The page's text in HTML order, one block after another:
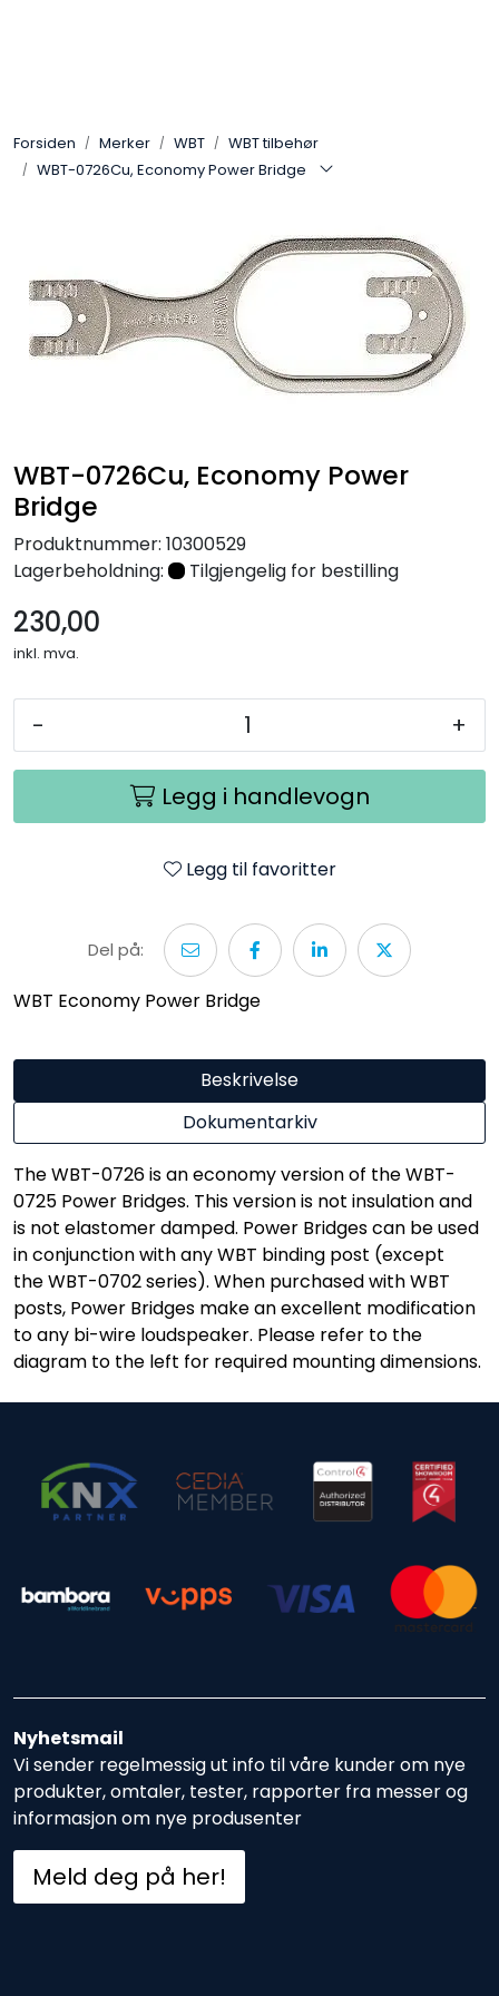
Forsiden Merker WBT
WBT tilbehør
WBT-0726Cu, Economy Power Bridge
WBT-0726Cu, Economy Power
Bridge
Produktnummer: 10300529
Lagerbeholdning:
Tilgjengelig for bestilling
230,00
inkl. mva.
- +
Legg i handlevogn
Legg til favoritter
Del på:
WBT Economy Power Bridge
Beskrivelse
Dokumentarkiv
The WBT-0726 is an economy version of the WBT-
0725 Power Bridges. This version is not insulation and
is not elastomer damped. Power Bridges can be used
in conjunction with any WBT binding post (except
the WBT-0702 series). When purchased with WBT
posts, Power Bridges make an excellent modification
to any bi-wire loudspeaker. Please refer to the
diagram to the left for required mounting dimensions.
Nyhetsmail
Vi sender regelmessig ut info til våre kunder om nye
produkter, omtaler, tester, rapporter fra messer og
informasjon om nye produsenter
Meld deg på her!
SONOS
KNX
Stereo
Nettverk
Tilbehør
Merker